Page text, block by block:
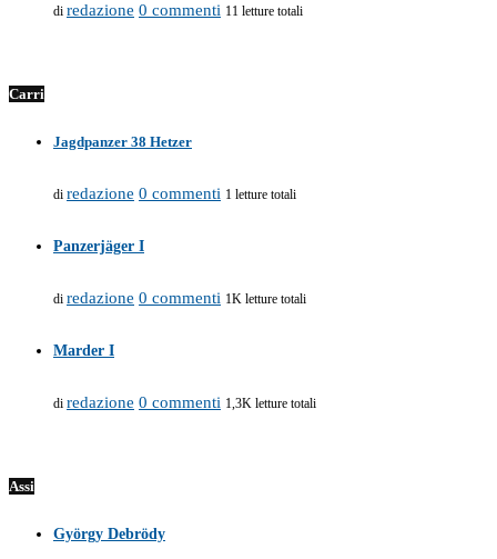
di redazione 0 commenti 11 letture totali
Carri
Jagdpanzer 38 Hetzer
di redazione 0 commenti 1 letture totali
Panzerjäger I
di redazione 0 commenti 1K letture totali
Marder I
di redazione 0 commenti 1,3K letture totali
Assi
György Debrödy